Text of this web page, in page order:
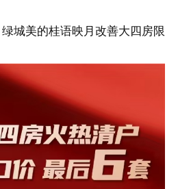
绿城美的桂语映月改善大四房限